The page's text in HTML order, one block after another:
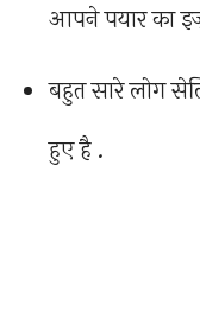
आपने पयार का
बहुत सारे लोग
हुए है .